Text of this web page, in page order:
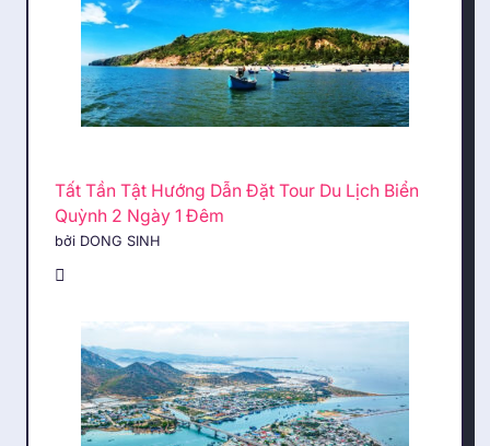
Tất Tần Tật Hướng Dẫn Đặt Tour Du Lịch Biển
Quỳnh 2 Ngày 1 Đêm
bởi DONG SINH